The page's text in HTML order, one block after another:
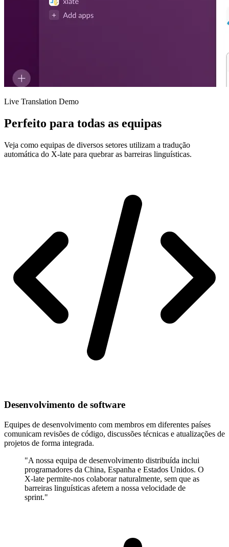
Live Translation Demo
Perfeito para todas as equipas
Veja como equipas de diversos setores utilizam a tradução
automática do X-late para quebrar as barreiras linguísticas.
Desenvolvimento de software
Equipes de desenvolvimento com membros em diferentes países
comunicam revisões de código, discussões técnicas e atualizações de
projetos de forma integrada.
"A nossa equipa de desenvolvimento distribuída inclui
programadores da China, Espanha e Estados Unidos. O
X-late permite-nos colaborar naturalmente, sem que as
barreiras linguísticas afetem a nossa velocidade de
sprint."